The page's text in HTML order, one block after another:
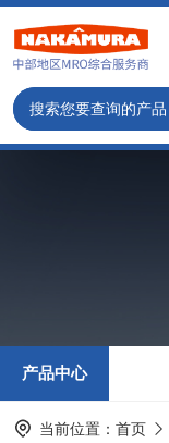
产品中心
当前位置： 首页